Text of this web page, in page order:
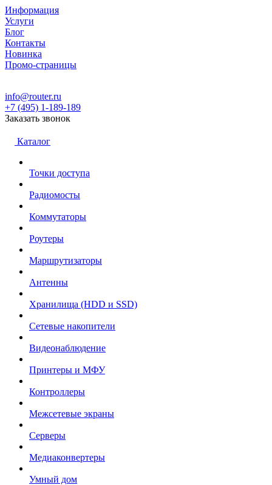
Информация
Услуги
Блог
Контакты
Новинка
Промо-страницы
info@router.ru
+7 (495) 1-189-189
Заказать звонок
Каталог
Точки доступа
Радиомосты
Коммутаторы
Роутеры
Маршрутизаторы
Антенны
Хранилища (HDD и SSD)
Сетевые накопители
Видеонаблюдение
Принтеры и МФУ
Контроллеры
Межсетевые экраны
Серверы
Медиаконвертеры
Умный дом